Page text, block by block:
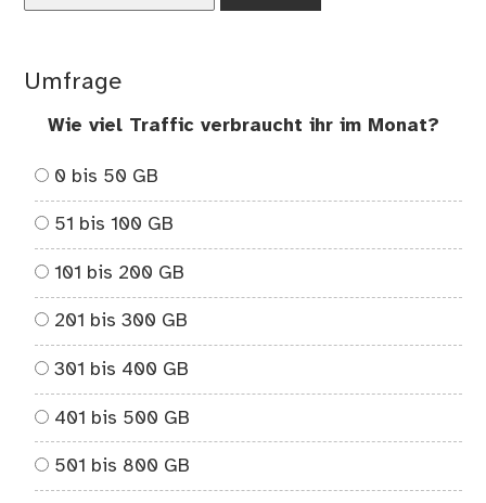
Umfrage
Wie viel Traffic verbraucht ihr im Monat?
0 bis 50 GB
51 bis 100 GB
101 bis 200 GB
201 bis 300 GB
301 bis 400 GB
401 bis 500 GB
501 bis 800 GB